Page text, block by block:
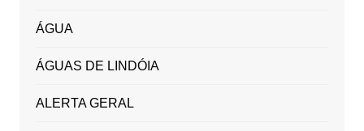
ÁGUA
ÁGUAS DE LINDÓIA
ALERTA GERAL